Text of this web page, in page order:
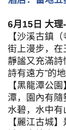
6月 15 日 大理-
【沙溪古鎮
街上漫步，在
靜謐又充滿詩
詩有遠方”的
【黑龍潭公
潭，園內有
水碧，水中有
【麗江古城